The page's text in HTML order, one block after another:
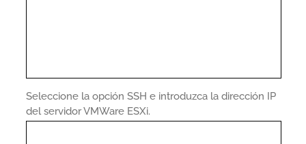
Seleccione la opción SSH e introduzca la dirección IP
del servidor VMWare ESXi.